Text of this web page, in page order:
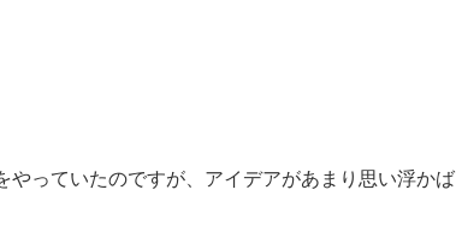
やっていたのですが、アイデアがあまり思い浮かば